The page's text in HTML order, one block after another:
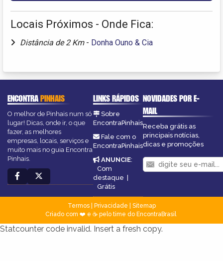
Locais Próximos - Onde Fica:
Distância de 2 Km - Donha Ouno & Cia
ENCONTRAPINHAIS
O melhor de Pinhais num só
lugar! Dicas, onde ir, o que
fazer, as melhores
empresas, locais, serviços e
muito mais no guia Encontra
Pinhais.
LINKS RÁPIDOS
Sobre
EncontraPinhais
Fale com o
EncontraPinhais
ANUNCIE:
Com
destaque |
Grátis
NOVIDADES POR E-
MAIL
Receba grátis as
principais notícias,
dicas e promoções
Termos| Privacidade
Sitemap
Criado com ❤️ e ☕ pelo time do EncontraBrasil
Statcounter code invalid. Insert a fresh copy.